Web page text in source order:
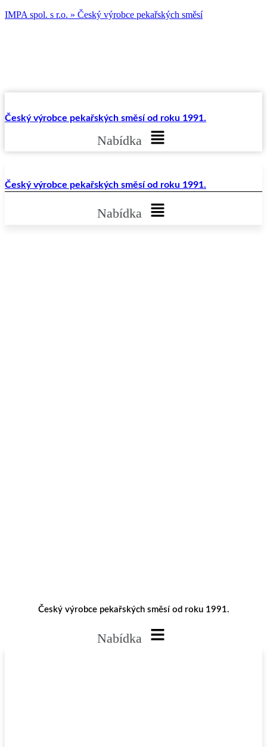
IMPA spol. s r.o. » Český výrobce pekařských směsí
Český výrobce pekařských směsí od roku 1991.
Nabídka
Český výrobce pekařských směsí od roku 1991.
Nabídka
Český výrobce pekařských směsí od roku 1991.
Nabídka